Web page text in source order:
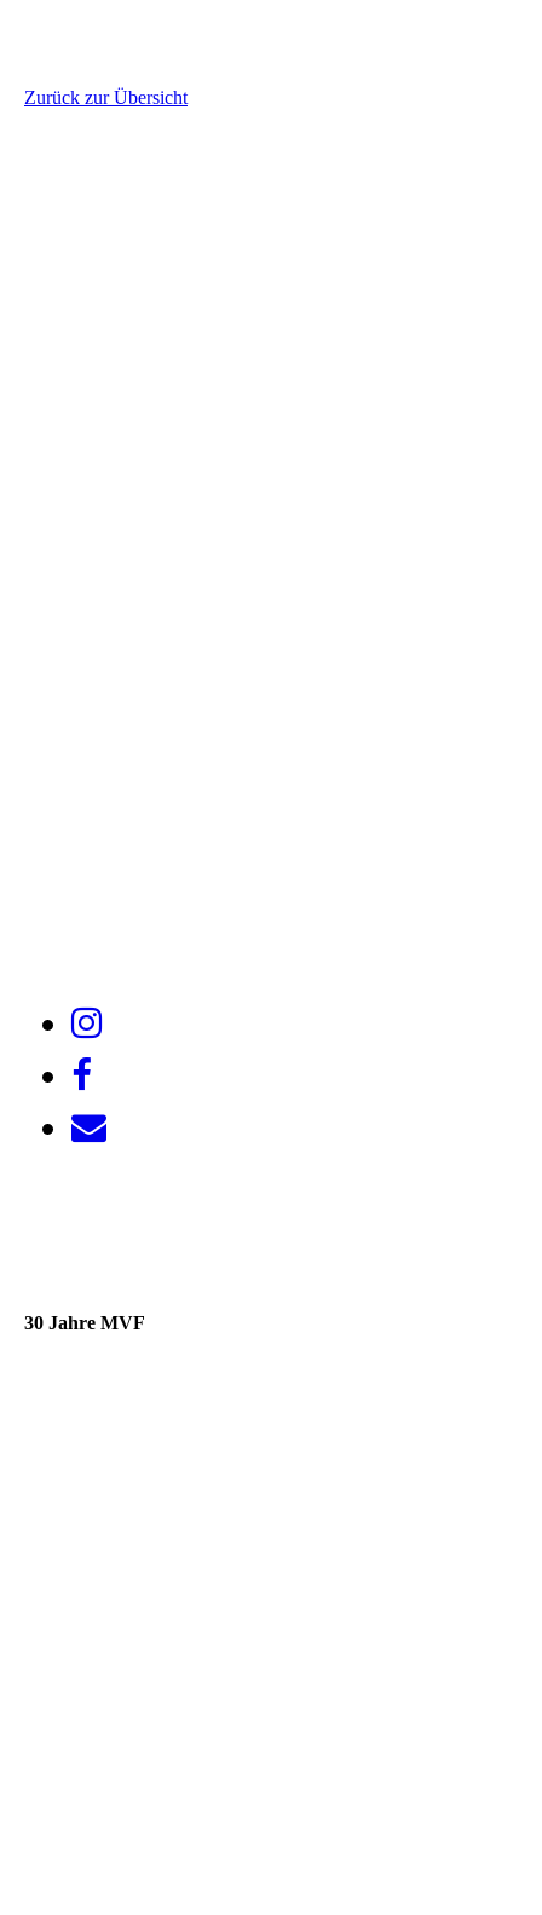
Zurück zur Übersicht
30 Jahre MVF